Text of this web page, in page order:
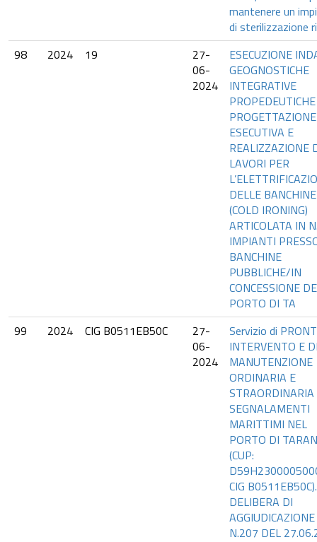
mantenere un
di sterilizzazione
98
2024 19
27-
06-
2024
ESECUZIONE
GEOGNOSTICHE
INTEGRATIVE
PROGETTAZIONE
ESECUTIVA E
REALIZZAZIONE
LAVORI PER
DELLE BANCHINE
(COLD IRONING)
ARTICOLATA IN
IMPIANTI
BANCHINE
PUBBLICHE/IN
CONCESSIONE
PORTO DI TA
99
2024 CIG B0511EB50C
27-
06-
2024
Servizio di
INTERVENTO E
MANUTENZIONE
ORDINARIA E
SEGNALAMENTI
MARITTIMI NEL
PORTO DI
(CUP:
CIG B0511EB50C).
DELIBERA DI
AGGIUDICAZIONE
N.207 DEL